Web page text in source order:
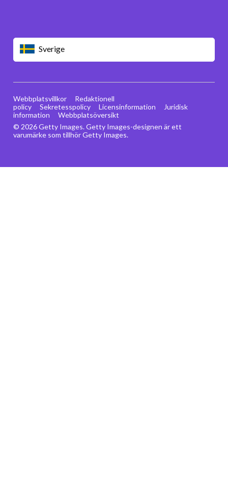
Sverige
© 2026 Getty Images. Getty Images-designen är ett
varumärke som tillhör Getty Images.
Webbplatsvillkor
Redaktionell
policy
Sekretesspolicy Licensinformation
Juridisk
information
Webbplatsöversikt